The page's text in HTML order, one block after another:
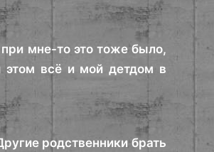
мне-то это тоже было,
этом всё и мой детдом в
родственники брать